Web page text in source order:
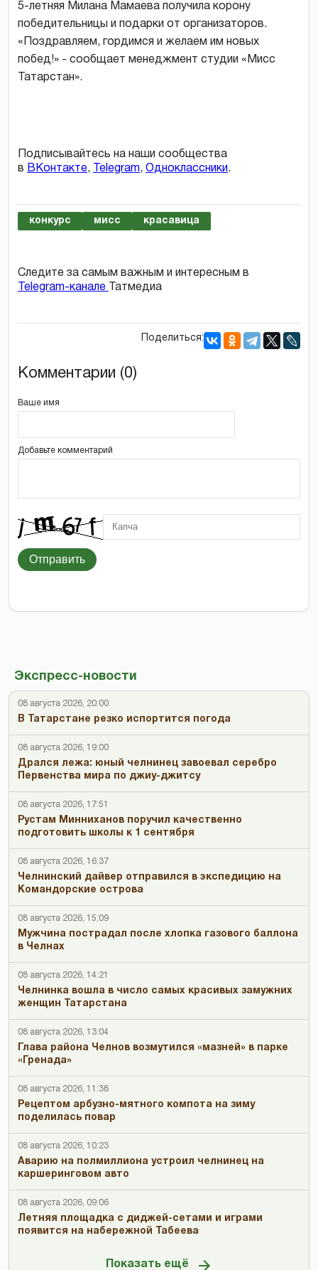
Экспресс-новости
08 августа 2026, 20:00
В Татарстане резко испортится погода
08 августа 2026, 19:00
Дрался лежа: юный челнинец завоевал серебро
Первенства мира по джиу-джитсу
08 августа 2026, 17:51
Рустам Минниханов поручил качественно
подготовить школы к 1 сентября
08 августа 2026, 16:37
Челнинский дайвер отправился в экспедицию на
Командорские острова
08 августа 2026, 15:09
Мужчина пострадал после хлопка газового баллона
в Челнах
08 августа 2026, 14:21
Челнинка вошла в число самых красивых замужних
женщин Татарстана
08 августа 2026, 13:04
Глава района Челнов возмутился «мазней» в парке
«Гренада»
08 августа 2026, 11:38
Рецептом арбузно-мятного компота на зиму
поделилась повар
08 августа 2026, 10:23
Аварию на полмиллиона устроил челнинец на
каршеринговом авто
08 августа 2026, 09:06
Летняя площадка с диджей-сетами и играми
появится на набережной Табеева
Показать ещё
5-летняя Милана Мамаева получила корону
победительницы и подарки от организаторов.
«Поздравляем, гордимся и желаем им новых
побед!» - сообщает менеджмент студии «Мисс
Татарстан».
Подписывайтесь на наши сообщества
в ВКонтакте, Telegram, Одноклассники.
конкурс мисс красавица
Следите за самым важным и интересным в
Telegram-канале
Татмедиа
Поделиться:
Комментарии (0)
Ваше имя
Добавьте комментарий
Отправить